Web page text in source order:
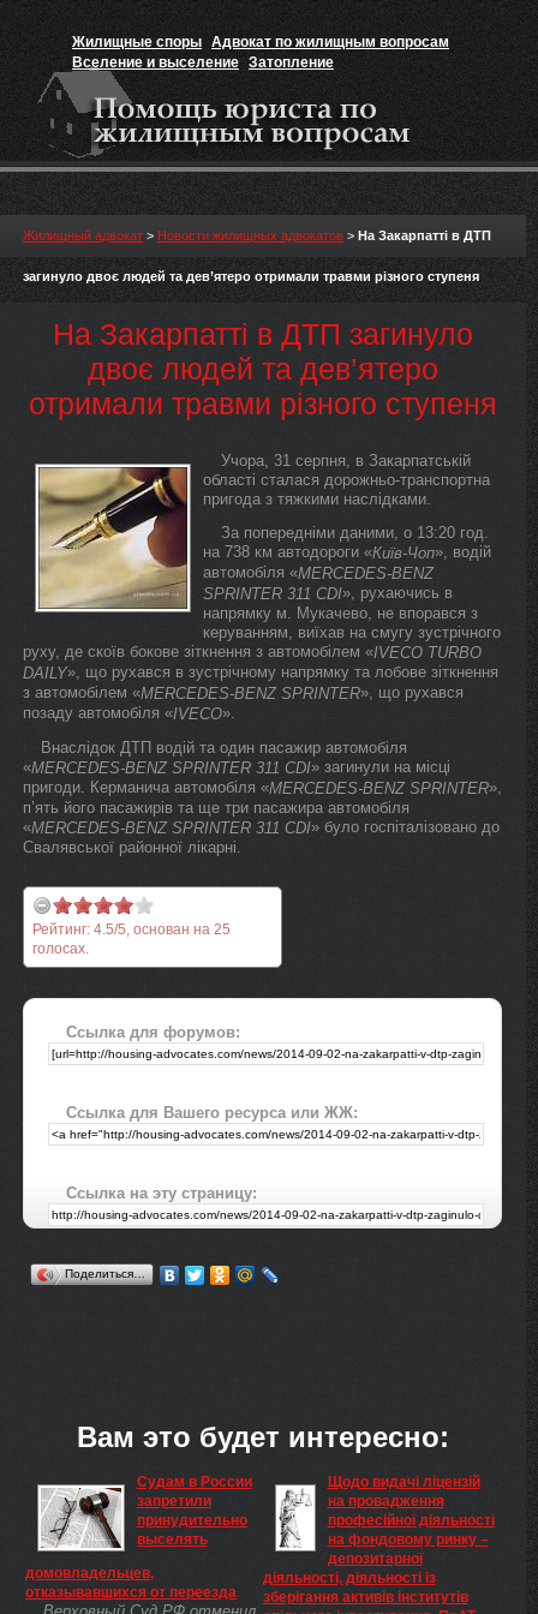
Жилищные споры Адвокат по жилищным вопросам
Вселение и выселение Затопление
Признание прав на жильё
Жилищный адвокат > Новости жилищных адвокатов > На Закарпатті в ДТП
загинуло двоє людей та дев’ятеро отримали травми різного ступеня
На Закарпатті в ДТП загинуло
двоє людей та дев’ятеро
отримали травми різного ступеня
Учора, 31 серпня, в Закарпатській
області сталася дорожньо-транспортна
пригода з тяжкими наслідками.
За попередніми даними, о 13:20 год.
на 738 км автодороги «Київ-Чоп», водій
автомобіля «MERCEDES-BENZ
SPRINTER 311 CDI», рухаючись в
напрямку м. Мукачево, не впорався з
керуванням, виїхав на смугу зустрічного
руху, де скоїв бокове зіткнення з автомобілем «IVECO TURBO
DAILY», що рухався в зустрічному напрямку та лобове зіткнення
з автомобілем «MERCEDES-BENZ SPRINTER», що рухався
позаду автомобіля «IVECO».
Внаслідок ДТП водій та один пасажир автомобіля
«MERCEDES-BENZ SPRINTER 311 CDI» загинули на місці
пригоди. Керманича автомобіля «MERCEDES-BENZ SPRINTER»,
п’ять його пасажирів та ще три пасажира автомобіля
«MERCEDES-BENZ SPRINTER 311 CDI» було госпіталізовано до
Свалявської районної лікарні.
Рейтинг: 4.5/5, основан на 25
голосах.
Ссылка для форумов:
Ссылка для Вашего ресурса или ЖЖ:
Ссылка на эту страницу:
Поделиться…
Вам это будет интересно:
Судам в России
запретили
принудительно
выселять
домовладельцев,
отказывавшихся от переезда
Щодо видачі ліцензій
на провадження
професійної діяльності
на фондовому ринку –
депозитарної
діяльності, діяльності із
зберігання активів інститутів